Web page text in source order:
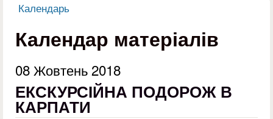
Ви є тут
Календарь
Календар матеріалів
08 Жовтень 2018
ЕКСКУРСІЙНА ПОДОРОЖ В
КАРПАТИ